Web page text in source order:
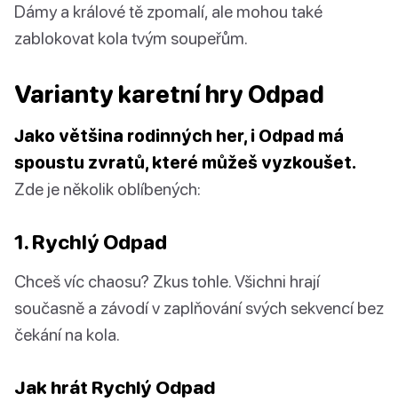
Dámy a králové tě zpomalí, ale mohou také
zablokovat kola tvým soupeřům.
Varianty karetní hry Odpad
Jako většina rodinných her, i Odpad má
spoustu zvratů, které můžeš vyzkoušet.
Zde je několik oblíbených:
1. Rychlý Odpad
Chceš víc chaosu? Zkus tohle. Všichni hrají
současně a závodí v zaplňování svých sekvencí bez
čekání na kola.
Jak hrát Rychlý Odpad